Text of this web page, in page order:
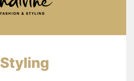
Styling